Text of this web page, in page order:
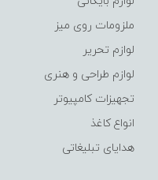
ملزومات روی میز
لوازم تحریر
لوازم طراحی و هنری
تجهیزات کامپیوتر
انواع کاغذ
هدایای تبلیغاتی